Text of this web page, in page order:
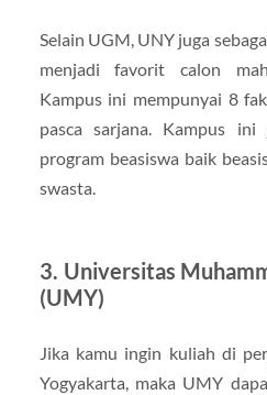
Selain UGM, UNY juga
menjadi favorit calon
Kampus ini mempunyai 8
pasca sarjana. Kampus ini
program beasiswa baik
swasta.
3. Universitas
(UMY)
Jika kamu ingin kuliah di
Yogyakarta, maka UMY